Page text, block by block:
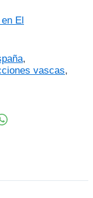
El
,
vascas,